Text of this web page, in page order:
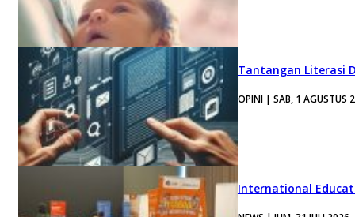
Tantangan Literasi
OPINI | SAB, 1 AGUSTUS
International